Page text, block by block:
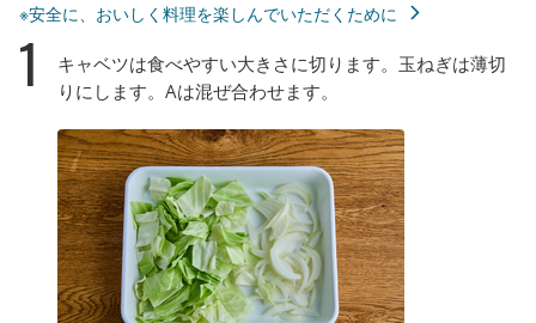
※安全に、おいしく料理を楽しんでいただくために
1
キャベツは食べやすい大きさに切ります。玉ねぎは薄切
りにします。Aは混ぜ合わせます。